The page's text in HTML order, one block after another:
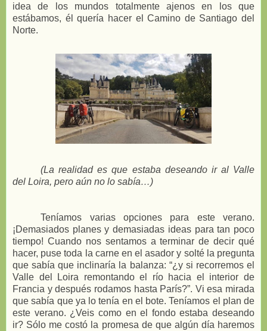
idea de los mundos totalmente ajenos en los que
estábamos, él quería hacer el Camino de Santiago del
Norte.
(La realidad es que estaba deseando ir al Valle
del Loira, pero aún no lo sabía…)
Teníamos varias opciones para este verano.
¡Demasiados planes y demasiadas ideas para tan poco
tiempo! Cuando nos sentamos a terminar de decir qué
hacer, puse toda la carne en el asador y solté la pregunta
que sabía que inclinaría la balanza: “¿y si recorremos el
Valle del Loira remontando el río hacia el interior de
Francia y después rodamos hasta París?”. Vi esa mirada
que sabía que ya lo tenía en el bote. Teníamos el plan de
este verano. ¿Veis como en el fondo estaba deseando
ir? Sólo me costó la promesa de que algún día haremos